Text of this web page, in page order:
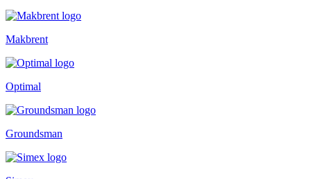
Makbrent
Optimal
Groundsman